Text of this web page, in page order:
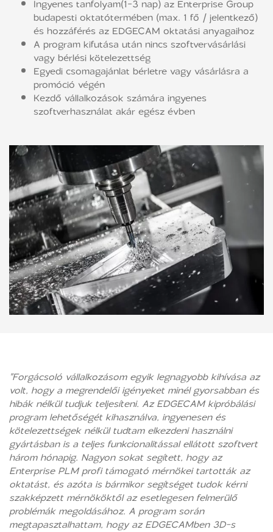
budapesti oktatótermében (max. 1 fő / jelentkező)
és hozzáférés az EDGECAM oktatási anyagaihoz
A program kifutása után nincs szoftvervásárlási
vagy bérlési kötelezettség
Egyedi csomagajánlat bérletre vagy vásárlásra a
promóció végén
Kezdő vállalkozások számára ingyenes
szoftverhasználat akár egész évben
"Forgácsoló vállalkozásom egyik legnagyobb kihívása az
volt, hogy a megrendelői igényeket minél gyorsabban és
hibák nélkül tudjuk teljesíteni. Az EDGECAM kipróbálási
program lehetőségét kihasználva, ingyenesen és
kötelezettségek nélkül tudtam elkezdeni használni
gyártásban is a teljes funkcionalitással ellátott szoftvert
három hónapig. Nagyon sokat segített, hogy az
Enterprise PLM profi támogató mérnökei tartották az
oktatást, és azóta is bármikor segítséget tudok kérni
szakképzett mérnököktől az esetlegesen felmerülő
problémák megoldásához. A program során
megtapasztalhattam, hogy az EDGECAMben 3D-s